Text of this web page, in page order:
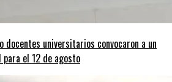
docentes universitarios convocaron a un
para el 12 de agosto